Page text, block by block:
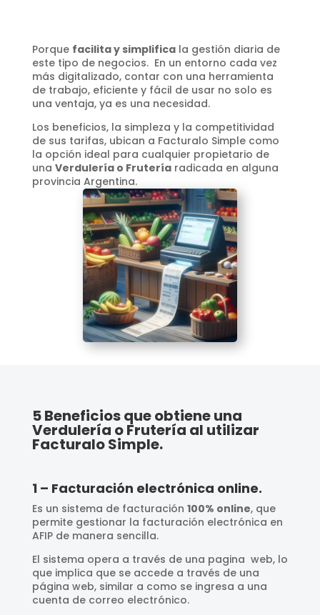
Porque facilita y simplificala gestión diaria de
este tipo de negocios. En un entorno cada vez
más digitalizado, contar con una herramienta
de trabajo, eficiente y fácil de usar no solo es
una ventaja, ya es una necesidad.
Los beneficios, la simpleza y la competitividad
de sus tarifas, ubican a Facturalo Simple como
la opción ideal para cualquier propietario de
una Verdulería o Fruteríaradicada en alguna
provincia Argentina.
5 Beneficios que obtiene una
Verdulería o Frutería al utilizar
Facturalo Simple.
1 – Facturación electrónica online.
Es un sistema de facturación 100% online, que
permite gestionar la facturación electrónica en
AFIP de manera sencilla.
El sistema opera a través de una pagina web, lo
que implica que se accede a través de una
página web, similar a como se ingresa a una
cuenta de correo electrónico.